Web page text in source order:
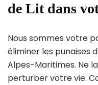
de Lit dans
Nous sommes votre
éliminer les punaises
Alpes-Maritimes. Ne
perturber votre vie.